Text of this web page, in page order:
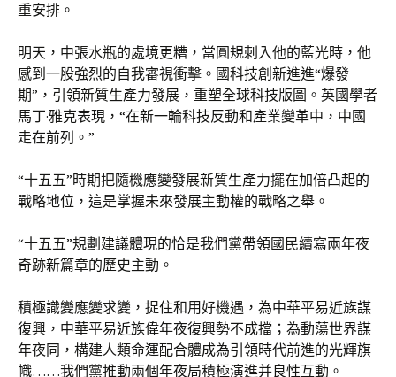
重安排。
明天，中張水瓶的處境更糟，當圓規刺入他的藍光時，他
感到一股強烈的自我審視衝擊。國科技創新進進“爆發
期”，引領新質生產力發展，重塑全球科技版圖。英國學者
馬丁·雅克表現，“在新一輪科技反動和產業變革中，中國
走在前列。”
“十五五”時期把隨機應變發展新質生產力擺在加倍凸起的
戰略地位，這是掌握未來發展主動權的戰略之舉。
“十五五”規劃建議體現的恰是我們黨帶領國民續寫兩年夜
奇跡新篇章的歷史主動。
積極識變應變求變，捉住和用好機遇，為中華平易近族謀
復興，中華平易近族偉年夜復興勢不成擋；為動蕩世界謀
年夜同，構建人類命運配合體成為引領時代前進的光輝旗
幟……我們黨推動兩個年夜局積極演進并良性互動。